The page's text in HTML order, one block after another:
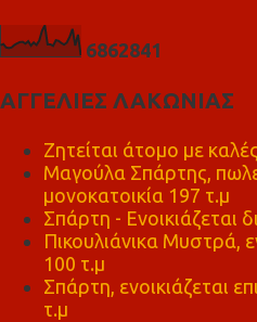
6862841
ΑΓΓΕΛΙΕΣ ΛΑΚΩΝΙΑΣ
Ζητείται άτομο με
Μαγούλα Σπάρτης,
μονοκατοικία 197 τ.μ
Σπάρτη - Ενοικιάζεται
Πικουλιάνικα Μυστρά,
100 τ.μ
Σπάρτη, ενοικιάζεται
τ.μ